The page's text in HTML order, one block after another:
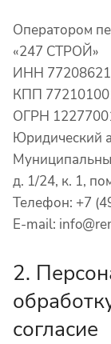
Оператором
«247 СТРОЙ»
ИНН
КПП
ОГРН
Юридический
д. 1/24, к. 1,
Телефон: +7
E-mail:
2.
согласие